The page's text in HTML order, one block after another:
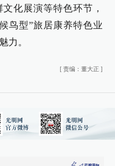
化展演等特色环节，
鸟型”旅居康养特色业
力。
[ 责编：董大正 ]